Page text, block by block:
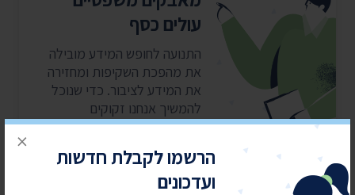
הרשמו לקבלת חדשות
ועדכונים
×
עולים כסף
התנועה לחופש המידע מובילה
את מהפכת השקיפות ומחזירה
את המידע לציבור. כדי שנוכל
להמשיך אנחנו זקוקים
לתמיכתם
כן, אני רוצה לתמוך